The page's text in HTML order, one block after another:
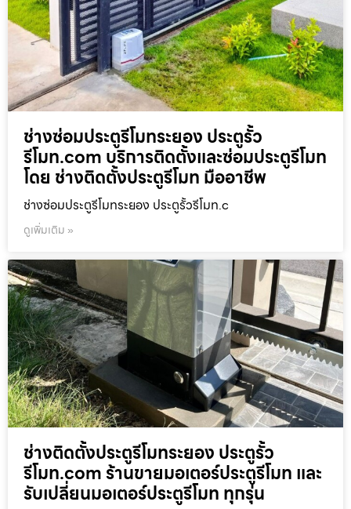
ช่างซ่อมประตูรีโมทระยอง ประตูรั้ว
รีโมท.com บริการติดตั้งและซ่อมประตูรีโมท
โดย ช่างติดตั้งประตูรีโมท มืออาชีพ
ช่างซ่อมประตูรีโมทระยอง ประตูรั้วรีโมท.c
ดูเพิ่มเติม »
ช่างติดตั้งประตูรีโมทระยอง ประตูรั้ว
รีโมท.com ร้านขายมอเตอร์ประตูรีโมท และ
รับเปลี่ยนมอเตอร์ประตูรีโมท ทุกรุ่น